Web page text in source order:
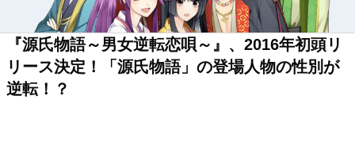
『源氏物語～男女逆転恋唄～』、2016年初頭リ
リース決定！「源氏物語」の登場人物の性別が
逆転！？